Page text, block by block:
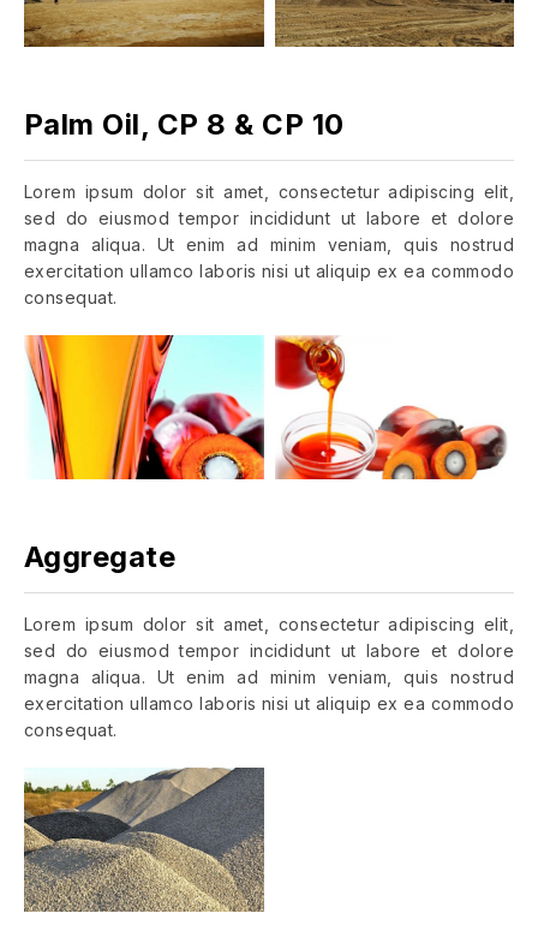
Palm Oil, CP 8 & CP 10
Lorem ipsum dolor sit amet, consectetur adipiscing elit,
sed do eiusmod tempor incididunt ut labore et dolore
magna aliqua. Ut enim ad minim veniam, quis nostrud
exercitation ullamco laboris nisi ut aliquip ex ea commodo
consequat.
Aggregate
Lorem ipsum dolor sit amet, consectetur adipiscing elit,
sed do eiusmod tempor incididunt ut labore et dolore
magna aliqua. Ut enim ad minim veniam, quis nostrud
exercitation ullamco laboris nisi ut aliquip ex ea commodo
consequat.